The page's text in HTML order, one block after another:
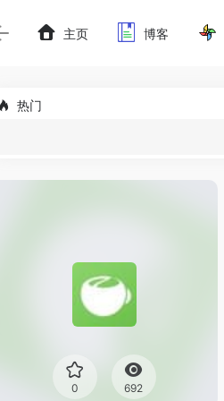
主页 博客
热门
0 692